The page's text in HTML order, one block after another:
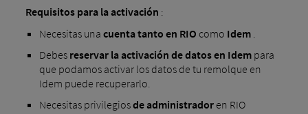
Requisitos para la activación :
Necesitas una cuentatanto en RIO como Idem.
Debes reservar la activación de datos en Idempara
que podamos activar los datos de tu remolque en
Idem puede recuperarlo.
Necesitas privilegiosde administradoren RIO